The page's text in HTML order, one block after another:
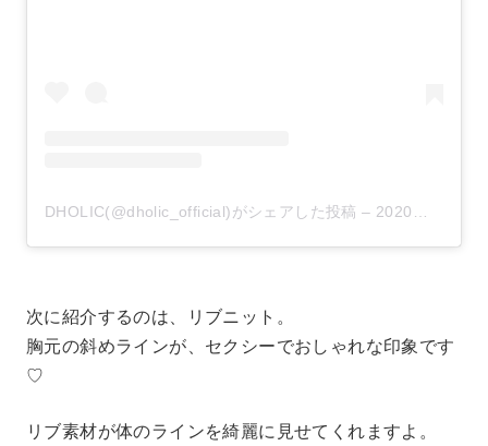
DHOLIC(@dholic_official)がシェアした投稿 – 2020年 9月月24日午前4時01分PDT
次に紹介するのは、リブニット。
胸元の斜めラインが、セクシーでおしゃれな印象です
♡
リブ素材が体のラインを綺麗に見せてくれますよ。